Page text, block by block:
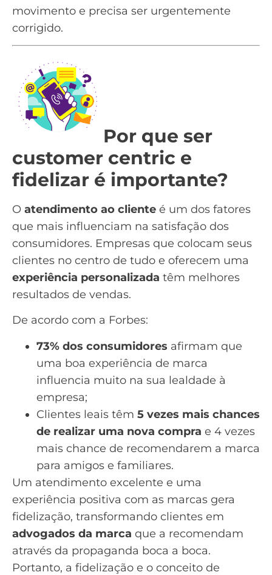
movimento e precisa ser urgentemente
corrigido.
Por que ser
customer centric e
fidelizar é importante?
O atendimento ao cliente é um dos fatores
que mais influenciam na satisfação dos
consumidores. Empresas que colocam seus
clientes no centro de tudo e oferecem uma
experiência personalizada têm melhores
resultados de vendas.
De acordo com a Forbes:
73% dos consumidores afirmam que
uma boa experiência de marca
influencia muito na sua lealdade à
empresa;
Clientes leais têm 5 vezes mais chances
de realizar uma nova compra e 4 vezes
mais chance de recomendarem a marca
para amigos e familiares.
Um atendimento excelente e uma
experiência positiva com as marcas gera
fidelização, transformando clientes em
advogados da marca que a recomendam
através da propaganda boca a boca.
Portanto, a fidelização e o conceito de